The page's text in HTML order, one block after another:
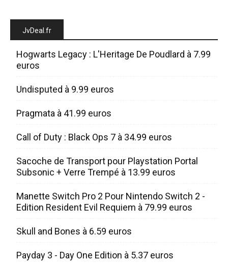
JvDeal.fr
Hogwarts Legacy : L'Heritage De Poudlard à 7.99
euros
Undisputed à 9.99 euros
Pragmata à 41.99 euros
Call of Duty : Black Ops 7 à 34.99 euros
Sacoche de Transport pour Playstation Portal
Subsonic + Verre Trempé à 13.99 euros
Manette Switch Pro 2 Pour Nintendo Switch 2 -
Edition Resident Evil Requiem à 79.99 euros
Skull and Bones à 6.59 euros
Payday 3 - Day One Edition à 5.37 euros